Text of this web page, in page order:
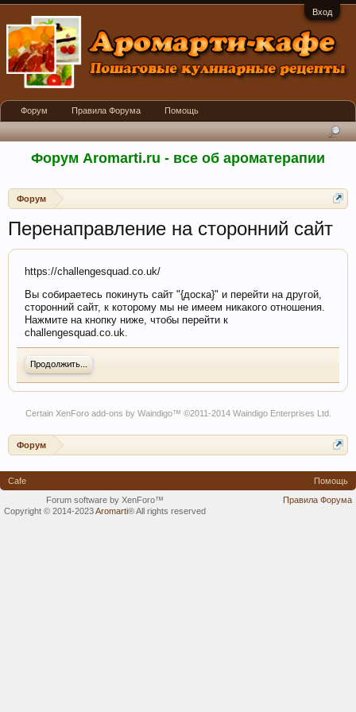
Вход
Форум Aromarti.ru - все об ароматерапии
Форум
Перенаправление на сторонний сайт
https://challengesquad.co.uk/
Вы собираетесь покинуть сайт "{доска}" и перейти на другой,
сторонний сайт, к которому мы не имеем никакого отношения.
Нажмите на кнопку ниже, чтобы перейти к
challengesquad.co.uk.
Продолжить...
Certain XenForo add-ons by Waindigo™ ©2011-2014 Waindigo Enterprises Ltd.
Форум
Форум Правила Форума Помощь
Cafe
Помощь
Правила Форума
Forum software by XenForo™
Copyright © 2014-2023Aromarti®All rights reserved